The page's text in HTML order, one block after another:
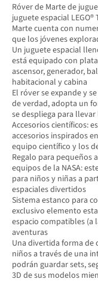
Róver de Marte de
juguete espacial
Marte cuenta con
que los jóvenes
Un juguete espacial
está equipado con
ascensor, generador,
habitacional y cabina
El róver se expande y
de verdad, adopta un
se despliega para
Accesorios científicos:
accesorios inspirados
equipo científico y los
Regalo para pequeños
equipos de la NASA:
para niños y niñas a
espaciales divertidos
Sistema estanco para
exclusivo elemento
espacio compatibles (a
aventuras
Una divertida forma de
niños a través de una
podrán guardar sets,
3D de sus modelos